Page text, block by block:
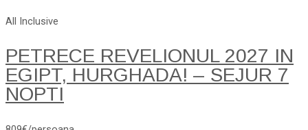
All Inclusive
PETRECE REVELIONUL 2027 IN
EGIPT, HURGHADA! – SEJUR 7
NOPTI